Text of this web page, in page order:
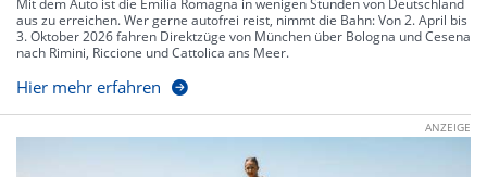
Mit dem Auto ist die Emilia Romagna in wenigen Stunden von Deutschland
aus zu erreichen. Wer gerne autofrei reist, nimmt die Bahn: Von 2. April bis
3. Oktober 2026 fahren Direktzüge von München über Bologna und Cesena
nach Rimini, Riccione und Cattolica ans Meer.
Hier mehr erfahren
ANZEIGE